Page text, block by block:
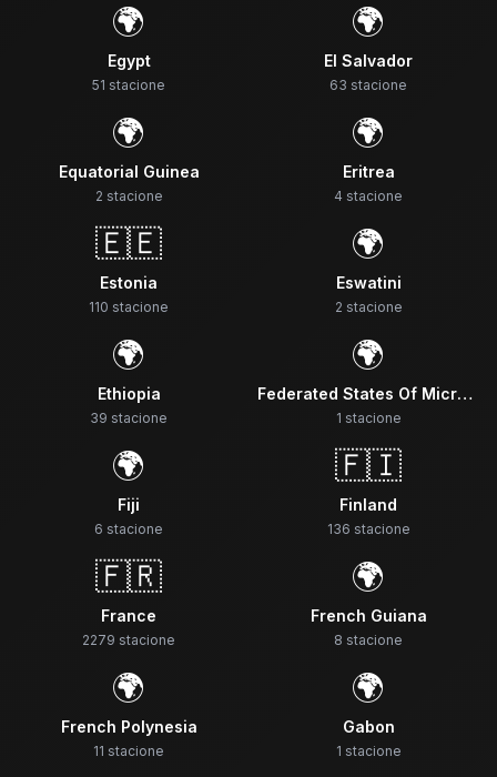
🌍
Egypt
51 stacione
🌍
El Salvador
63 stacione
🌍
Equatorial Guinea
2 stacione
🌍
Eritrea
4 stacione
🇪🇪
Estonia
110 stacione
🌍
Eswatini
2 stacione
🌍
Ethiopia
39 stacione
🌍
Federated States Of Micronesia
1 stacione
🌍
Fiji
6 stacione
🇫🇮
Finland
136 stacione
🇫🇷
France
2279 stacione
🌍
French Guiana
8 stacione
🌍
French Polynesia
11 stacione
🌍
Gabon
1 stacione